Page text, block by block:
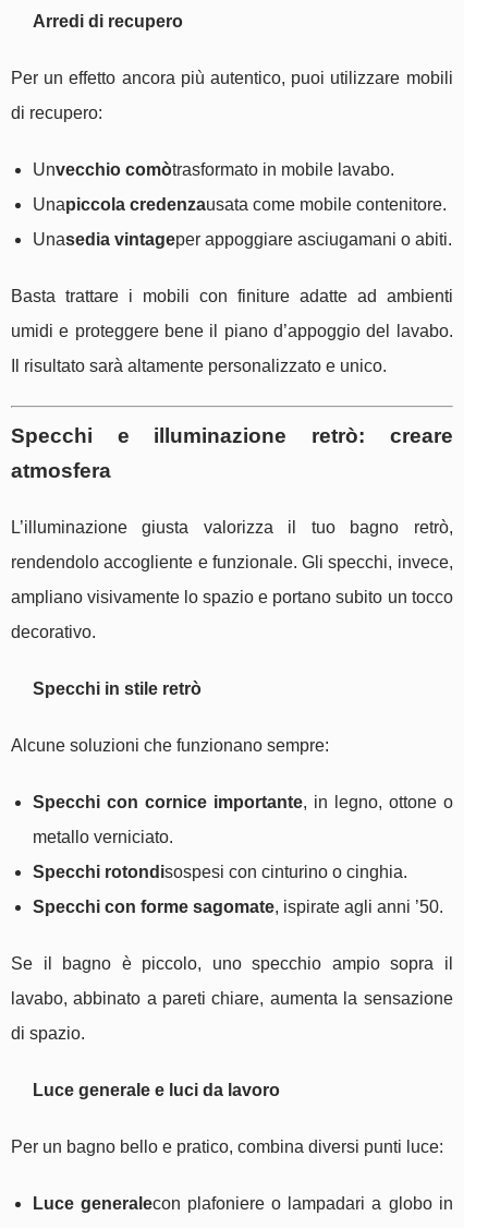
Arredi di recupero
Per un effetto ancora più autentico, puoi utilizzare mobili
di recupero:
Unvecchio comòtrasformato in mobile lavabo.
Unapiccola credenzausata come mobile contenitore.
Unasedia vintageper appoggiare asciugamani o abiti.
Basta trattare i mobili con finiture adatte ad ambienti
umidi e proteggere bene il piano d’appoggio del lavabo.
Il risultato sarà altamente personalizzato e unico.
Specchi e illuminazione retrò: creare
atmosfera
L’illuminazione giusta valorizza il tuo bagno retrò,
rendendolo accogliente e funzionale. Gli specchi, invece,
ampliano visivamente lo spazio e portano subito un tocco
decorativo.
Specchi in stile retrò
Alcune soluzioni che funzionano sempre:
Specchi con cornice importante, in legno, ottone o
metallo verniciato.
Specchi rotondisospesi con cinturino o cinghia.
Specchi con forme sagomate, ispirate agli anni ’50.
Se il bagno è piccolo, uno specchio ampio sopra il
lavabo, abbinato a pareti chiare, aumenta la sensazione
di spazio.
Luce generale e luci da lavoro
Per un bagno bello e pratico, combina diversi punti luce:
Luce generalecon plafoniere o lampadari a globo in